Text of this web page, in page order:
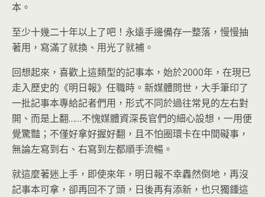
本。
至少十幾二十年以上了吧！永遠手邊備存一整落，慢慢抽
著用，寫滿了就換、用光了就補。
回想起來，喜歡上這類型的記事本，始於2000年，在現已
走入歷史的《明日報》任職時。新媒體問世，大手筆印了
一批記事本專給記者們用，形式不同於過往常見的左右對
開、而是上翻……不愧媒體資深長官們的細心設想，一用便
覺驚豔；不僅好拿好握好翻，且不怕圈環卡在中間礙事，
無論左寫到右、右寫到左都順手流暢。
就這麼著迷上手，即使來年，明日報不幸轟然倒地，再沒
記事本可拿，卻再回不了頭，日後再有添新，也只獨鍾這